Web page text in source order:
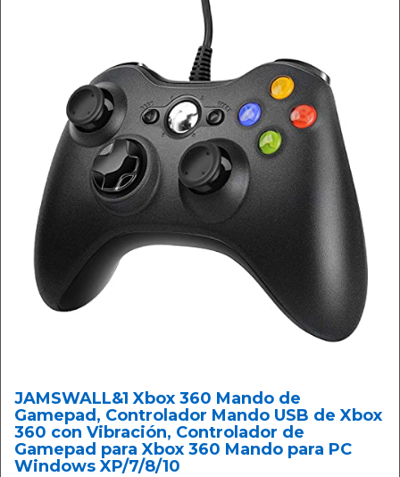
JAMSWALL&1 Xbox 360 Mando de
Gamepad, Controlador Mando USB de Xbox
360 con Vibración, Controlador de
Gamepad para Xbox 360 Mando para PC
Windows XP/7/8/10